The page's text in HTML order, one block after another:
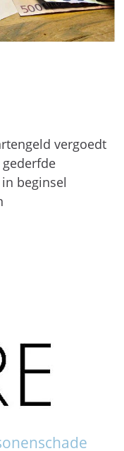
vergoedt
beginsel